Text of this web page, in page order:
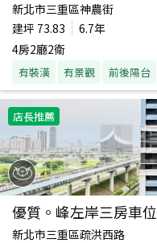
新北市三重區神農街
建坪 73.83
6.7年
4房2廳2衛
有裝潢 有景觀 前後陽台
店長推薦
優質。峰左岸三房車位
新北市三重區疏洪西路